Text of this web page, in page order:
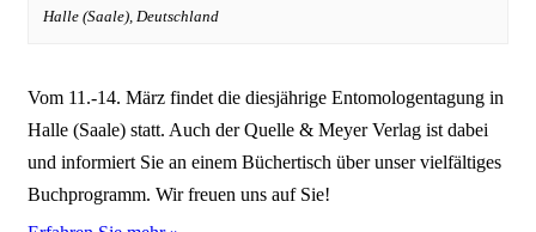
Halle (Saale), Deutschland
Vom 11.-14. März findet die diesjährige Entomologentagung in
Halle (Saale) statt. Auch der Quelle & Meyer Verlag ist dabei
und informiert Sie an einem Büchertisch über unser vielfältiges
Buchprogramm. Wir freuen uns auf Sie!